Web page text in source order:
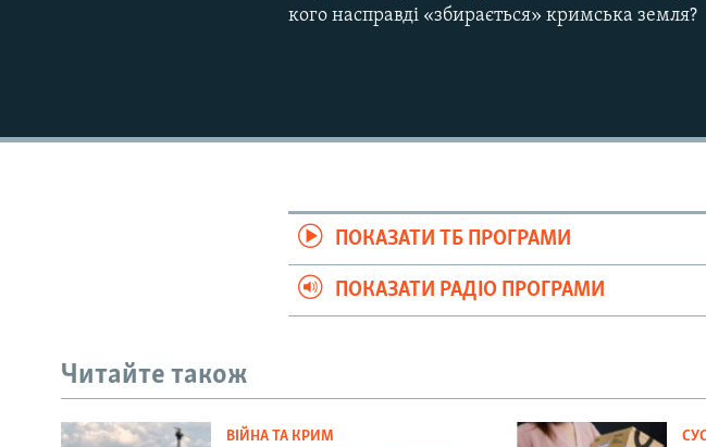
кого насправді «збирається» кримська земля?
ПОКАЗАТИ ТБ ПРОГРАМИ
ПОКАЗАТИ РАДІО ПРОГРАМИ
Читайте також
ВІЙНА ТА КРИМ